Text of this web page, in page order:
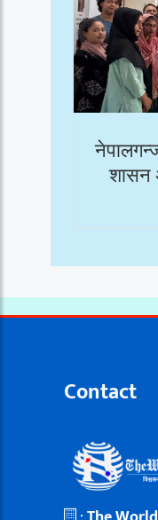
शासन
Contact